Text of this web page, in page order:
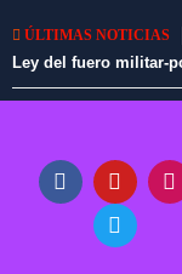
ÚLTIMAS NOTICIAS
Ley del fuero militar-